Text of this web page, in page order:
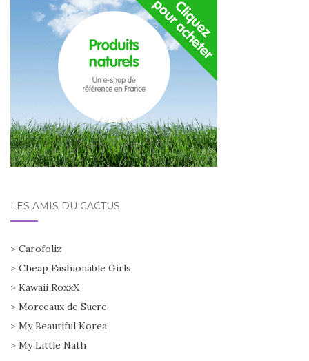
LES AMIS DU CACTUS
> Carofoliz
> Cheap Fashionable Girls
> Kawaii RoxxX
> Morceaux de Sucre
> My Beautiful Korea
> My Little Nath